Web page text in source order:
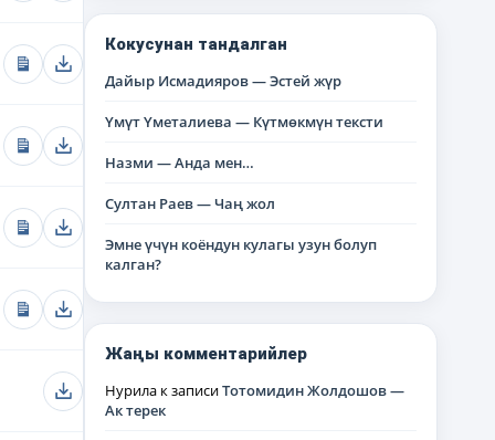
Кокусунан тандалган
Дайыр Исмадияров — Эстей жүр
Үмүт Үметалиева — Күтмөкмүн тексти
Назми — Анда мен…
Султан Раев — Чаң жол
Эмне үчүн коёндун кулагы узун болуп
калган?
Жаңы комментарийлер
Нурила к записиТотомидин Жолдошов —
Ак терек